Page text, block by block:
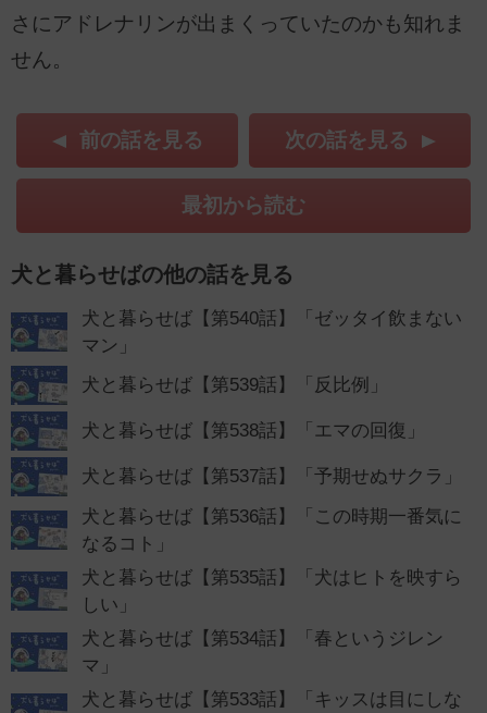
さにアドレナリンが出まくっていたのかも知れま
せん。
前の話を見る 次の話を見る
最初から読む
犬と暮らせばの他の話を見る
犬と暮らせば【第540話】「ゼッタイ飲まない
マン」
犬と暮らせば【第539話】「反比例」
犬と暮らせば【第538話】「エマの回復」
犬と暮らせば【第537話】「予期せぬサクラ」
犬と暮らせば【第536話】「この時期一番気に
なるコト」
犬と暮らせば【第535話】「犬はヒトを映すら
しい」
犬と暮らせば【第534話】「春というジレン
マ」
犬と暮らせば【第533話】「キッスは目にしな